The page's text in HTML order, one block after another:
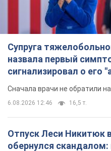
обернулся скандалом:
ведущую
Знаменитость вышла на
коммуникацию в сети и
над "i"
6.08.2026 17:32 13,2 т.
"Динамо" с победы
квалификации Лиги
Видео
Матч прошел в Люблине